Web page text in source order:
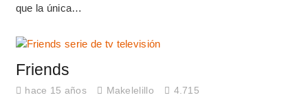
que la única…
Friends
hace 15 años Makelelillo 4.715